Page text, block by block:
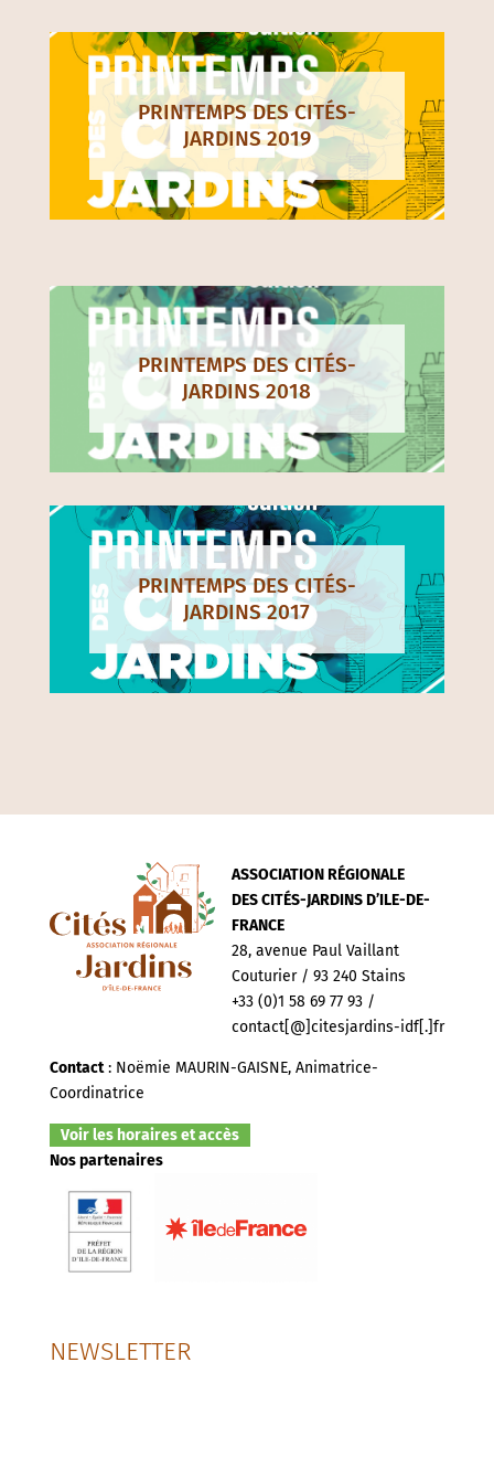
PRINTEMPS DES CITÉS-
JARDINS 2019
PRINTEMPS DES CITÉS-
JARDINS 2018
PRINTEMPS DES CITÉS-
JARDINS 2017
ASSOCIATION RÉGIONALE
DES CITÉS-JARDINS D’ILE-DE-
FRANCE
28, avenue Paul Vaillant
Couturier / 93 240 Stains
+33 (0)1 58 69 77 93 /
contact[@]citesjardins-idf[.]fr
Contact: Noëmie MAURIN-GAISNE, Animatrice-
Coordinatrice
Voir les horaires et accès
Nos partenaires
NEWSLETTER